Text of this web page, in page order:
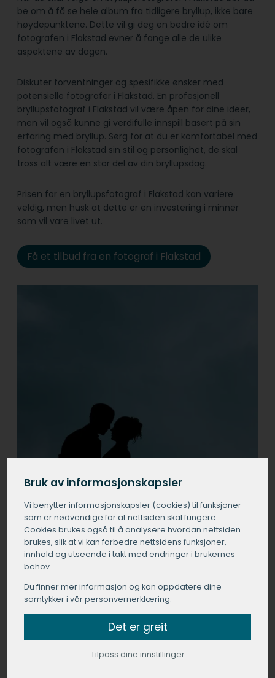
be om å få se hele album fra tidligere bryllup, ikke bare
høydepunktene. Dette vil gi deg en bedre idé om
fotografen i Flakstad evner å fange alle de ulike
aspektene av dagen.
Diskuter forventninger og spesifikke ønsker med
potensielle fotografer i Flakstad. En profesjonell
bryllupsfotograf i Flakstad vil være åpen for dine ideer,
men vil også kunne gi verdifulle innspill basert på sin
erfaring med bryllup. Sørg for at du er komfortabel med
fotografen i Flakstad sin stil og personlighet, de skal
tross alt være en stor del av din bryllupsdag.
Prisen for en bryllupsfotograf i Flakstad kan variere
veldig, men husk at dette er en investering i minner
som vil vare livet ut.
Få et tilbud fra en fotograf i Flakstad
Bruk av informasjonskapsler
Vi benytter informasjons­kapsler (cookies) til funksjoner
som er nødvendige for at nettsiden skal fungere.
Cookies brukes også til å analysere hvordan nettsiden
brukes, slik at vi kan forbedre nettsidens funksjoner,
innhold og utseende i takt med endringer i brukernes
behov.
Du finner mer informasjon og kan oppdatere dine
samtykker i vår personvernerklæring.
Det er greit
Tilpass dine innstillinger